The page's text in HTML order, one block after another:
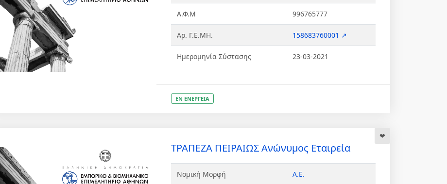
Α.Φ.Μ 996765777
Αρ. Γ.Ε.ΜΗ. 158683760001 ↗
Ημερομηνία Σύστασης 23-03-2021
ΕΝ ΕΝΕΡΓΕΙΑ
ΤΡΑΠΕΖΑ ΠΕΙΡΑΙΩΣ Ανώνυμος Εταιρεία
Νομική Μορφή Α.Ε.